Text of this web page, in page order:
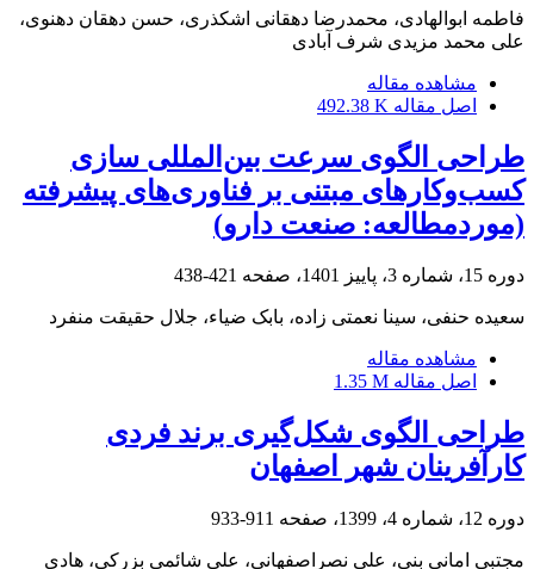
فاطمه ابوالهادی، محمدرضا دهقانی اشکذری، حسن دهقان دهنوی،
علی محمد مزیدی شرف آبادی
مشاهده مقاله
اصل مقاله 492.38 K
طراحی الگوی سرعت بین‌المللی سازی
کسب‌وکار‌های مبتنی بر فناوری‌های پیشرفته
(موردمطالعه: صنعت دارو)
دوره 15، شماره 3، پاییز 1401، صفحه 421-438
سعیده حنفی، سینا نعمتی زاده، بابک ضیاء، جلال حقیقت منفرد
مشاهده مقاله
اصل مقاله 1.35 M
طراحی الگوی شکل‌گیری برند فردی
کارآفرینان شهر اصفهان
دوره 12، شماره 4، 1399، صفحه 911-933
مجتبی امانی بنی، علی نصراصفهانی، علی شائمی بزرکی، هادی